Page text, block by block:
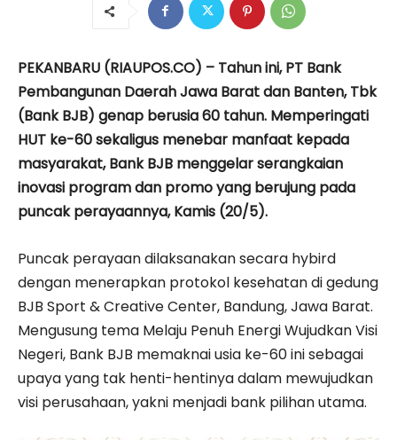
PEKANBARU (RIAUPOS.CO) – Tahun ini, PT Bank
Pembangunan Daerah Jawa Barat dan Banten, Tbk
(Bank BJB) genap berusia 60 tahun. Memperingati
HUT ke-60 sekaligus menebar manfaat kepada
masyarakat, Bank BJB menggelar serangkaian
inovasi program dan promo yang berujung pada
puncak perayaannya, Kamis (20/5).
Puncak perayaan dilaksanakan secara hybird
dengan menerapkan protokol kesehatan di gedung
BJB Sport & Creative Center, Bandung, Jawa Barat.
Mengusung tema Melaju Penuh Energi Wujudkan Visi
Negeri, Bank BJB memaknai usia ke-60 ini sebagai
upaya yang tak henti-hentinya dalam mewujudkan
visi perusahaan, yakni menjadi bank pilihan utama.